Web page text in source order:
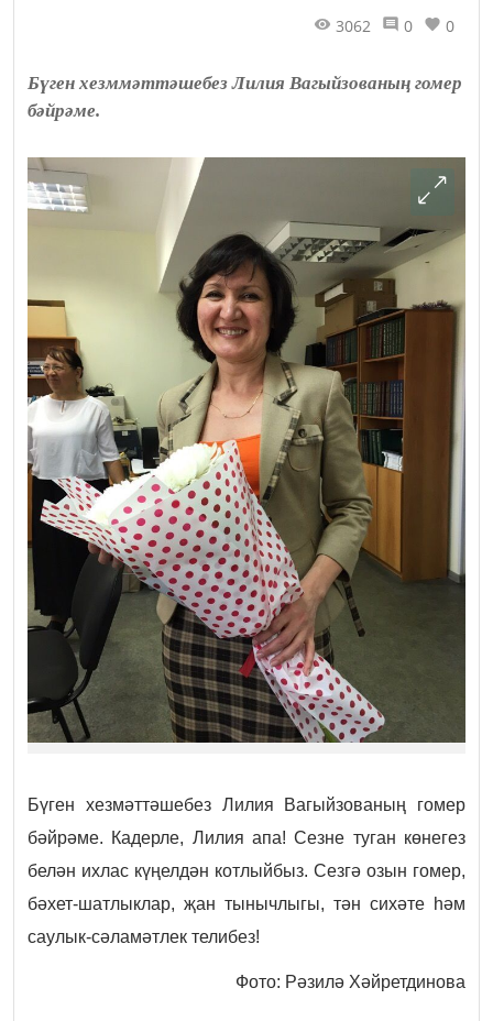
3062 0 0
Бүген хезммәттәшебез Лилия Вагыйзованың гомер
бәйрәме.
Бүген хезмәттәшебез Лилия Вагыйзованың гомер
бәйрәме. Кадерле, Лилия апа! Сезне туган көнегез
белән ихлас күңелдән котлыйбыз. Сезгә озын гомер,
бәхет-шатлыклар, җан тынычлыгы, тән сихәте һәм
саулык-сәламәтлек телибез!
Фото: Рәзилә Хәйретдинова